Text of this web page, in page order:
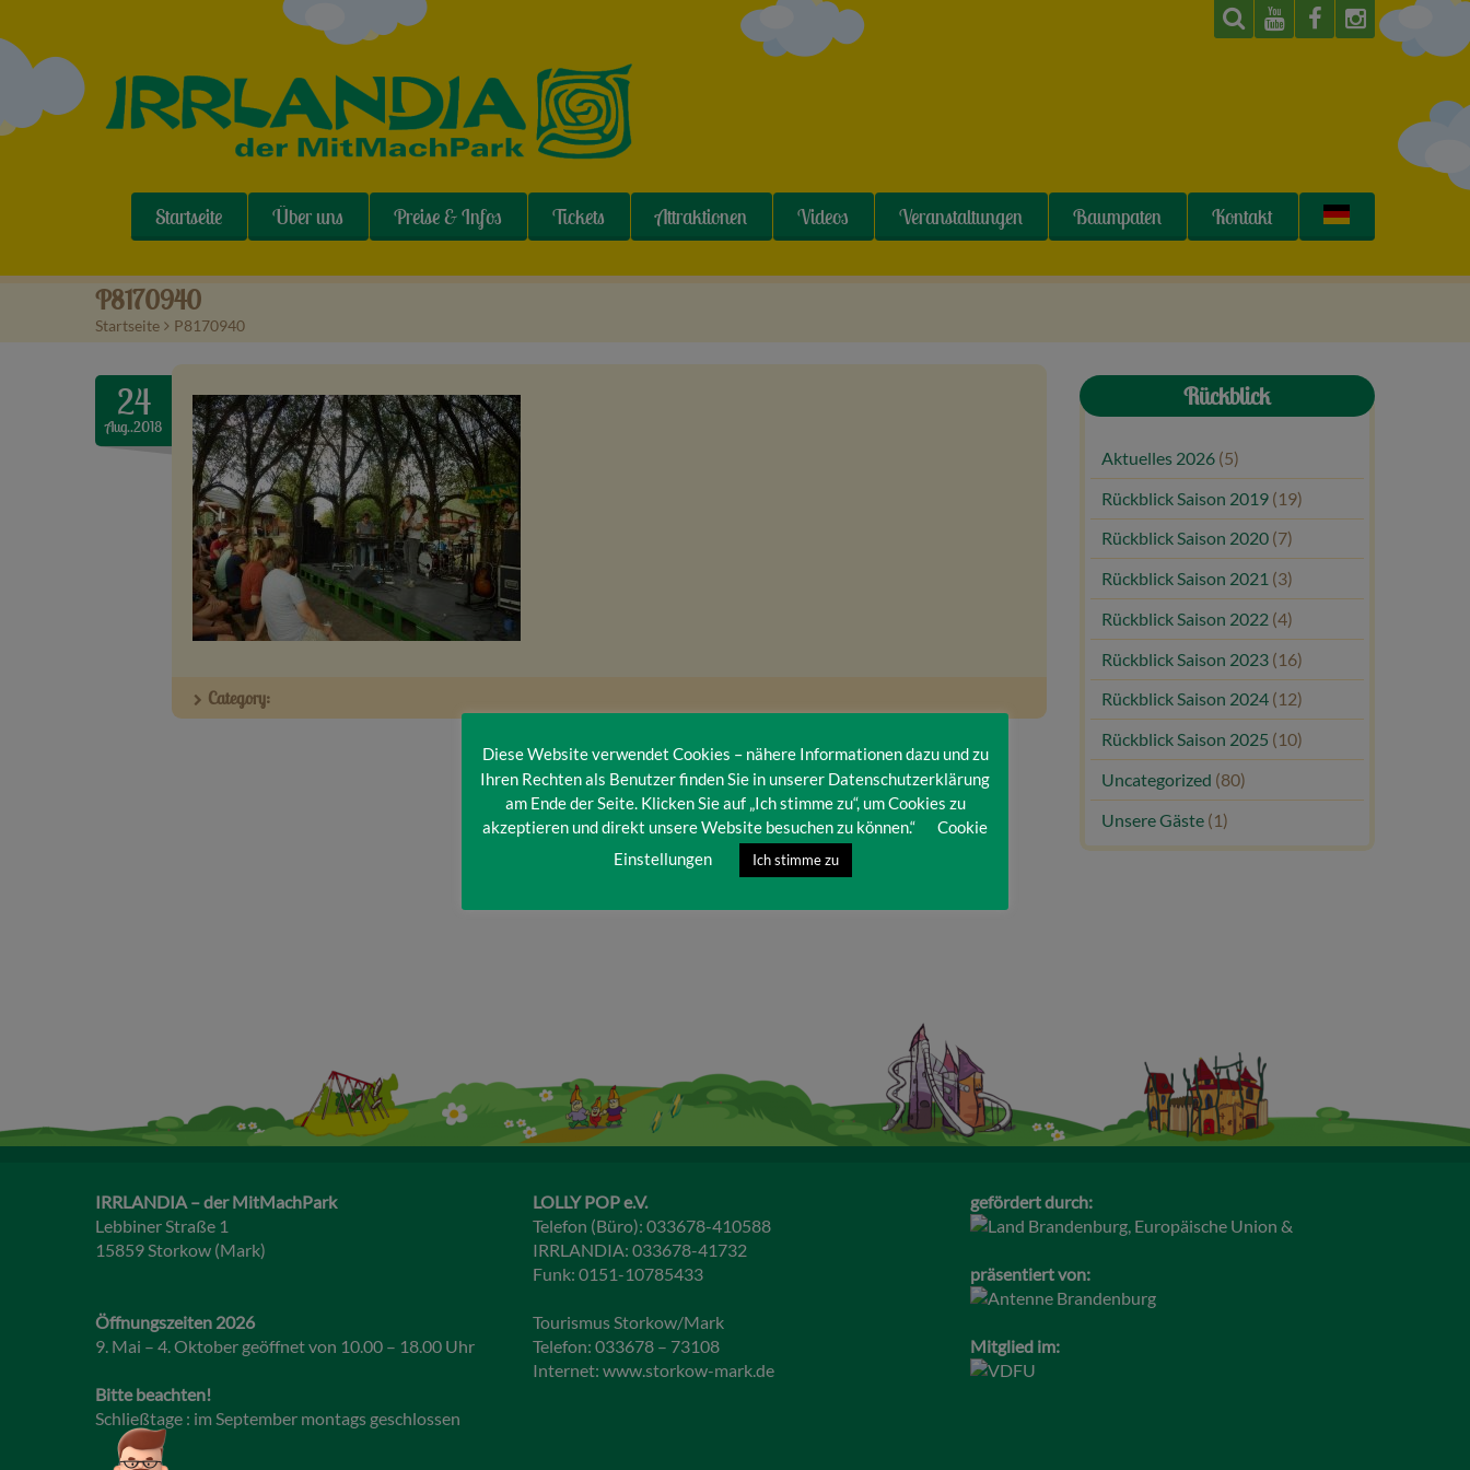
Startseite Über uns Preise & Infos Tickets Attraktionen Videos Veranstaltungen Baumpaten Kontakt
P8170940
Startseite > P8170940
24
Aug..2018
Category:
Rückblick
Aktuelles 2026 (5)
Rückblick Saison 2019 (19)
Rückblick Saison 2020 (7)
Rückblick Saison 2021 (3)
Rückblick Saison 2022 (4)
Rückblick Saison 2023 (16)
Rückblick Saison 2024 (12)
Rückblick Saison 2025 (10)
Uncategorized (80)
Unsere Gäste (1)
IRRLANDIA – der MitMachPark
Lebbiner Straße 1
15859 Storkow (Mark)
Öffnungszeiten 2026
9. Mai – 4. Oktober geöffnet von 10.00 – 18.00 Uhr
Bitte beachten!
Schließtage : im September montags geschlossen
LOLLY POP e.V.
Telefon (Büro): 033678-410588
IRRLANDIA: 033678-41732
Funk: 0151-10785433
Tourismus Storkow/Mark
Telefon: 033678 – 73108
Internet: www.storkow-mark.de
gefördert durch:
präsentiert von:
Mitglied im:
Diese Website verwendet Cookies – nähere Informationen dazu und zu
Ihren Rechten als Benutzer finden Sie in unserer Datenschutzerklärung
am Ende der Seite. Klicken Sie auf „Ich stimme zu“, um Cookies zu
akzeptieren und direkt unsere Website besuchen zu können.“
Cookie
Einstellungen
Ich stimme zu